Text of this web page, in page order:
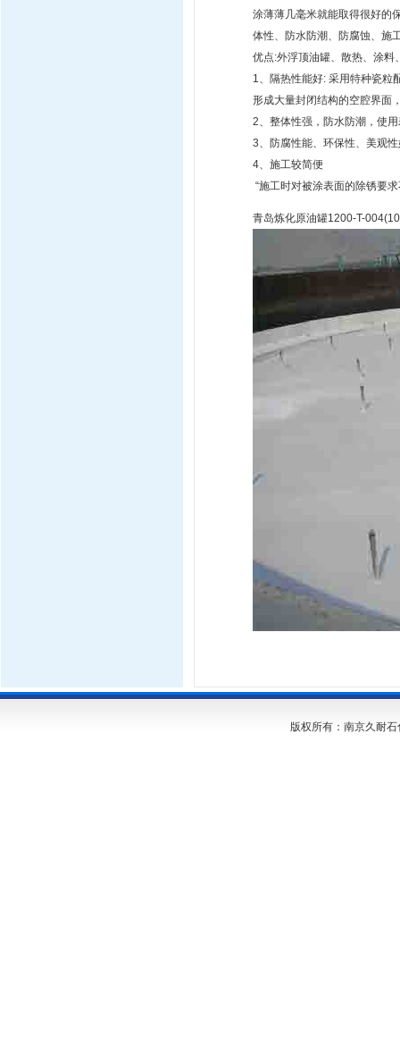
涂薄薄几毫米就能取得很好的
体性、防水防潮、防腐蚀、施
优点:外浮顶油罐、散热、涂料
1、隔热性能好: 采用特种瓷粒
形成大量封闭结构的空腔界面
2、整体性强，防水防潮，使
3、防腐性能、环保性、美观
4、施工较简便
“施工时对被涂表面的除锈要
青岛炼化原油罐1200-T-
版权所有：南京久耐